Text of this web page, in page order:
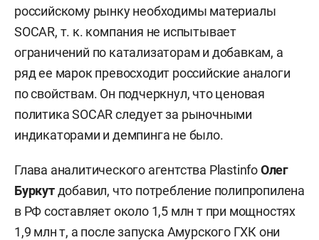
российскому рынку необходимы материалы
SOCAR, т. к. компания не испытывает
ограничений по катализаторам и добавкам, а
ряд ее марок превосходит российские аналоги
по свойствам. Он подчеркнул, что ценовая
политика SOCAR следует за рыночными
индикаторами и демпинга не было.
Глава аналитического агентства PlastinfoОлег
Буркутдобавил, что потребление полипропилена
в РФ составляет около 1,5 млн т при мощностях
1,9 млн т, а после запуска Амурского ГХК они